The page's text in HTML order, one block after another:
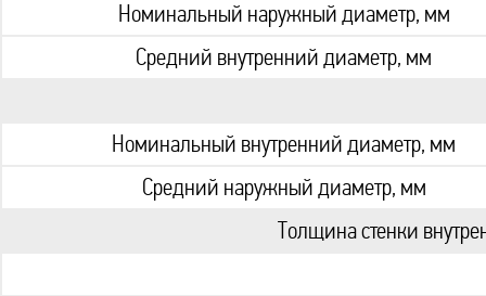
Номинальный наружный диаметр, мм
Средний внутренний диаметр, мм
Номинальный внутренний диаметр, мм
Средний наружный диаметр, мм
Толщина стенки